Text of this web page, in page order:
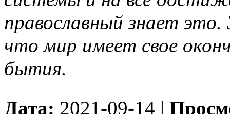
православный знает
что мир имеет свое
бытия.
Дата: 2021-09-14 |